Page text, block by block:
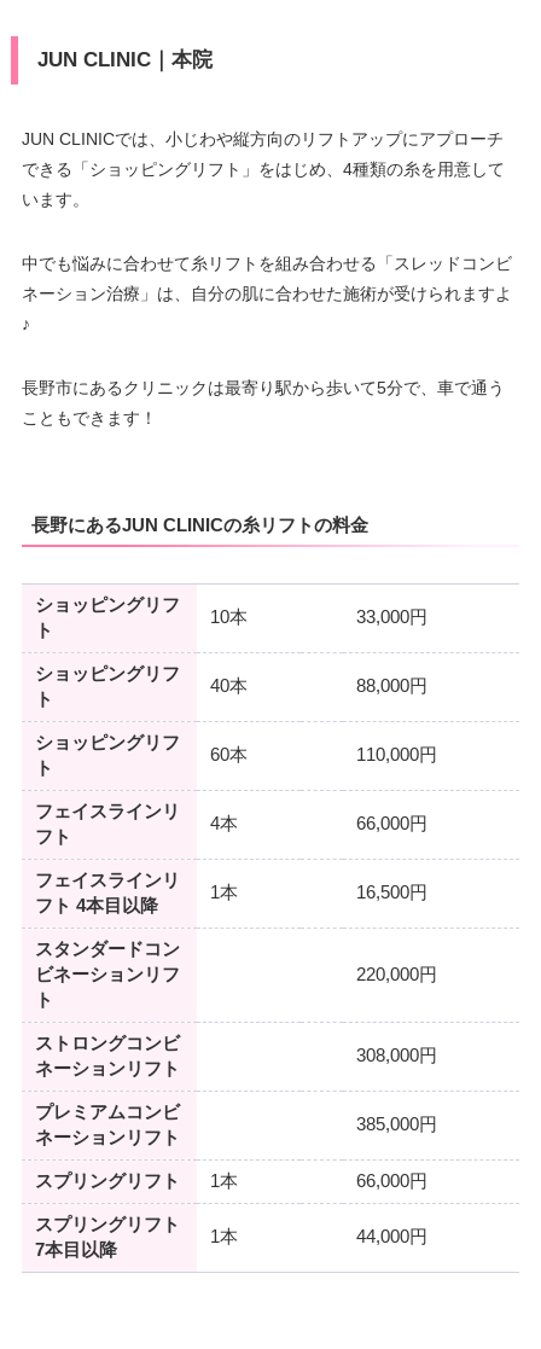
駐車場
月 火 水 木 金 土 日 祝
9：00
18：00
9：00
9：00
9：00
9：00
9：00
9：00
9：00
済
医療ロー
ン
可
月 火 木 金 土 日 祝
JUN CLINIC｜本院
JUN CLINICでは、小じわや縦方向のリフトアップにアプローチ
できる「ショッピングリフト」をはじめ、4種類の糸を用意して
います。
中でも悩みに合わせて糸リフトを組み合わせる「スレッドコンビ
ネーション治療」は、自分の肌に合わせた施術が受けられますよ
♪
長野市にあるクリニックは最寄り駅から歩いて5分で、車で通う
こともできます！
長野にあるJUN CLINICの糸リフトの料金
ショッピングリフ
ト
10本 33,000円
ショッピングリフ
ト
40本 88,000円
ショッピングリフ
ト
60本 110,000円
フェイスラインリ
フト
4本 66,000円
フェイスラインリ
フト 4本目以降
1本 16,500円
スタンダードコン
ビネーションリフ
ト
220,000円
ストロングコンビ
ネーションリフト
308,000円
プレミアムコンビ
ネーションリフト
385,000円
スプリングリフト 1本 66,000円
スプリングリフト
7本目以降
1本 44,000円